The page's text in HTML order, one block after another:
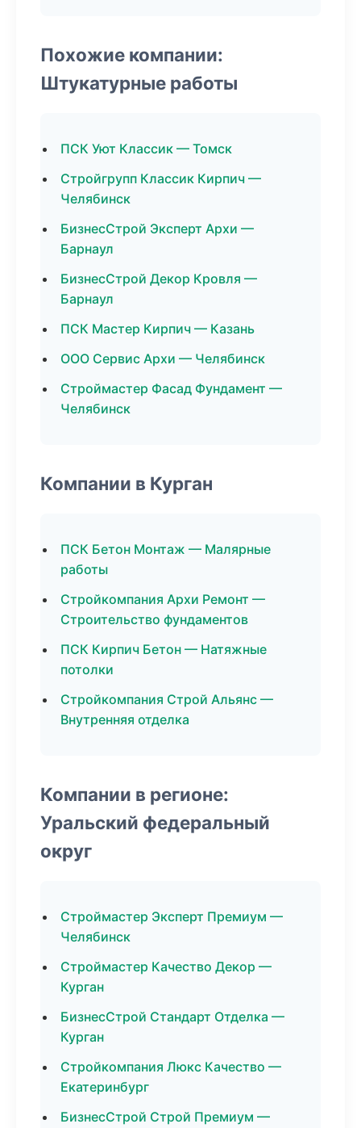
Похожие компании:
Штукатурные работы
ПСК Уют Классик — Томск
Стройгрупп Классик Кирпич —
Челябинск
БизнесСтрой Эксперт Архи —
Барнаул
БизнесСтрой Декор Кровля —
Барнаул
ПСК Мастер Кирпич — Казань
ООО Сервис Архи — Челябинск
Строймастер Фасад Фундамент —
Челябинск
Компании в Курган
ПСК Бетон Монтаж — Малярные
работы
Стройкомпания Архи Ремонт —
Строительство фундаментов
ПСК Кирпич Бетон — Натяжные
потолки
Стройкомпания Строй Альянс —
Внутренняя отделка
Компании в регионе:
Уральский федеральный
округ
Строймастер Эксперт Премиум —
Челябинск
Строймастер Качество Декор —
Курган
БизнесСтрой Стандарт Отделка —
Курган
Стройкомпания Люкс Качество —
Екатеринбург
БизнесСтрой Строй Премиум —